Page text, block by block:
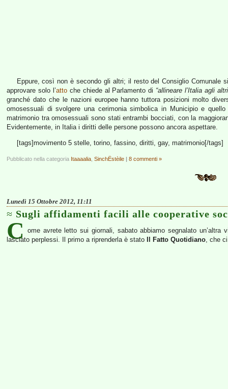
Eppure, così non è secondo gli altri; il resto del Consiglio Comunale
approvare solo l’attoche chiede al Parlamento di “allineare l’Italia agli
granché dato che le nazioni europee hanno tuttora posizioni molto
omosessuali di svolgere una cerimonia simbolica in Municipio e
matrimonio tra omosessuali sono stati entrambi bocciati, con la
Evidentemente, in Italia i diritti delle persone possono ancora aspettare.
[tags]movimento 5 stelle, torino, fassino, diritti, gay, matrimonio[/tags]
Pubblicato nella categoria Itaaaalia SinchËstèile | 8 commenti »
Lunedì 15 Ottobre 2012, 11:11
Sugli affidamenti facili alle cooperative
C
ome avrete letto sui giornali, sabato abbiamo segnalato
lasciato perplessi. Il primo a riprenderla è stato
Il Fatto Quotidiano, che